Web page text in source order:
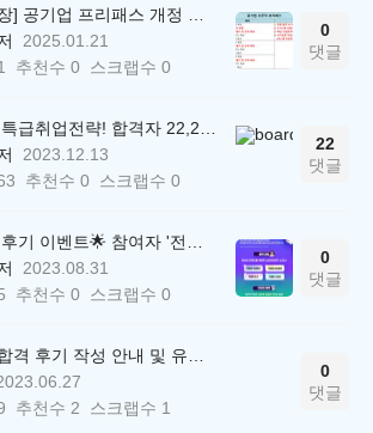
2025.01.21
추천수 0 스크랩수 0
0
댓글
2023.12.13
추천수 0 스크랩수 0
22
댓글
2023.08.31
추천수 0 스크랩수 0
0
댓글
추천수 2 스크랩수 1
0
댓글